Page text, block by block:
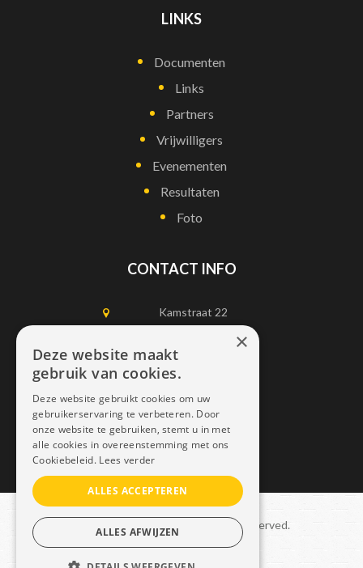
LINKS
Documenten
Links
Partners
Vrijwilligers
Evenementen
Resultaten
Foto
CONTACT INFO
Kamstraat 22
1750 Lennik
0497452898
info@dais.be
Copyright © 2021 Dais. All rights reserved.
Sitemap–GDPR
×
Deze website maakt
gebruik van cookies.
Deze website gebruikt cookies om uw
gebruikerservaring te verbeteren. Door
onze website te gebruiken, stemt u in met
alle cookies in overeenstemming met ons
Cookiebeleid. Lees verder
ALLES ACCEPTEREN
ALLES AFWIJZEN